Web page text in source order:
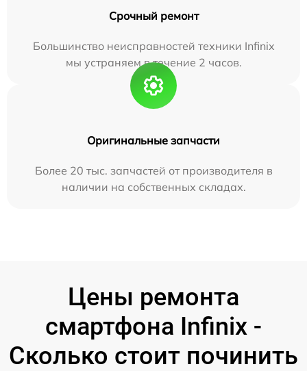
Срочный ремонт
Большинство неисправностей техники Infinix
мы устраняем в течение 2 часов.
Оригинальные запчасти
Более 20 тыс. запчастей от производителя в
наличии на собственных складах.
Цены ремонта
смартфона Infinix -
Сколько стоит починить